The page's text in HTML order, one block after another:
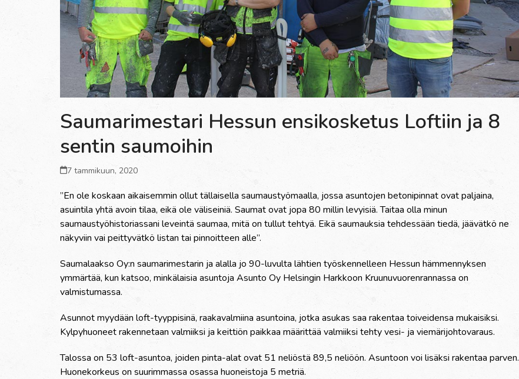
Saumarimestari Hessun ensikosketus Loftiin ja 8
sentin saumoihin
7 tammikuun, 2020
”En ole koskaan aikaisemmin ollut tällaisella saumaustyömaalla, jossa asuntojen betonipinnat ovat paljaina,
asuintila yhtä avoin tilaa, eikä ole väliseiniä. Saumat ovat jopa 80 millin levyisiä. Taitaa olla minun
saumaustyöhistoriassani leveintä saumaa, mitä on tullut tehtyä. Eikä saumauksia tehdessään tiedä, jäävätkö ne
näkyviin vai peittyvätkö listan tai pinnoitteen alle”.
Saumalaakso Oy:n saumarimestarin ja alalla jo 90-luvulta lähtien työskennelleen Hessun hämmennyksen
ymmärtää, kun katsoo, minkälaisia asuntoja Asunto Oy Helsingin Harkkoon Kruunuvuorenrannassa on
valmistumassa.
Asunnot myydään loft-tyyppisinä, raakavalmiina asuntoina, jotka asukas saa rakentaa toiveidensa mukaisiksi.
Kylpyhuoneet rakennetaan valmiiksi ja keittiön paikkaa määrittää valmiiksi tehty vesi- ja viemärijohtovaraus.
Talossa on 53 loft-asuntoa, joiden pinta-alat ovat 51 neliöstä 89,5 neliöön. Asuntoon voi lisäksi rakentaa parven.
Huonekorkeus on suurimmassa osassa huoneistoja 5 metriä.